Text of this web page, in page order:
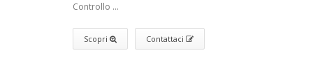
Controllo ...
Scopri Contattaci